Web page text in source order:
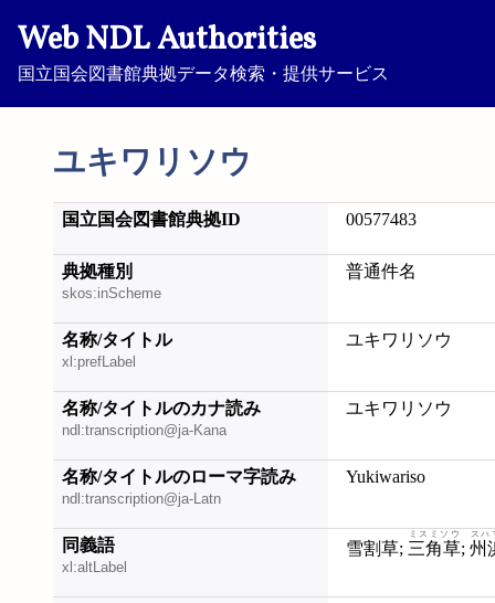
Web NDL Authorities
国立国会図書館典拠データ検索・提供サービス
ユキワリソウ
国立国会図書館典拠ID 00577483
典拠種別
skos:inScheme
普通件名
名称/タイトル
xl:prefLabel
ユキワリソウ
名称/タイトルのカナ読み
ndl:transcription@ja-Kana
ユキワリソウ
名称/タイトルのローマ字読み
ndl:transcription@ja-Latn
Yukiwariso
同義語
xl:altLabel
雪割草; 三角草
ミスミソウ
; 州
スハ